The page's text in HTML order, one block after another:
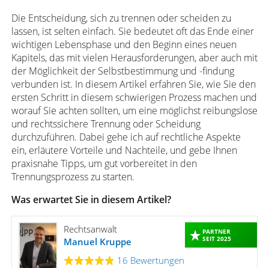
Die Entscheidung, sich zu trennen oder scheiden zu
lassen, ist selten einfach. Sie bedeutet oft das Ende einer
wichtigen Lebensphase und den Beginn eines neuen
Kapitels, das mit vielen Herausforderungen, aber auch mit
der Möglichkeit der Selbstbestimmung und -findung
verbunden ist. In diesem Artikel erfahren Sie, wie Sie den
ersten Schritt in diesem schwierigen Prozess machen und
worauf Sie achten sollten, um eine möglichst reibungslose
und rechtssichere Trennung oder Scheidung
durchzuführen. Dabei gehe ich auf rechtliche Aspekte
ein, erläutere Vorteile und Nachteile, und gebe Ihnen
praxisnahe Tipps, um gut vorbereitet in den
Trennungsprozess zu starten.
Was erwartet Sie in diesem Artikel?
PARTNER
SEIT 2025
Rechtsanwalt
Manuel Kruppe
16 Bewertungen